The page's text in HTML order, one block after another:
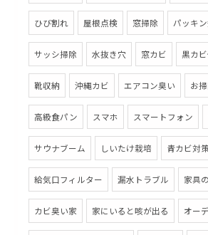
ひび割れ 屋根点検 窓掃除 パッキ
サッシ掃除 水抜き穴 窓カビ 黒カ
靴収納 沖縄カビ エアコン臭い お
高級食パン スマホ スマートフォン
サウナブーム しいたけ栽培 青カビ対
給気口フィルター 漏水トラブル 家具
カビ臭い家 家にいると咳が出る オー